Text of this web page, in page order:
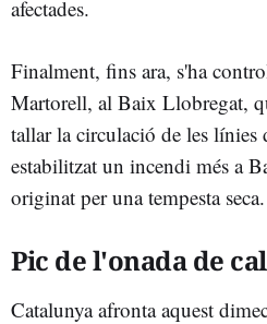
afectades.
Finalment, fins ara, s'ha
Martorell, al Baix Llobregat,
tallar la circulació de les línies
estabilitzat un incendi més a
originat per una tempesta seca.
Pic de l'onada de
Catalunya afronta aquest